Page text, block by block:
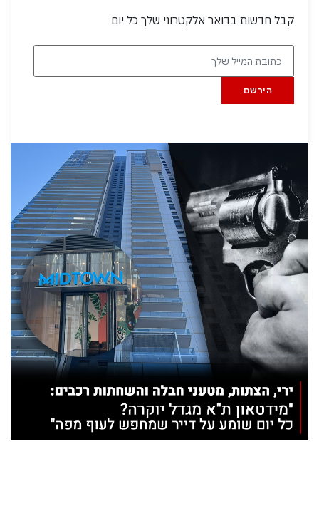
קבל חדשות בדואר אלקטרוני שלך כל יום
הירשם